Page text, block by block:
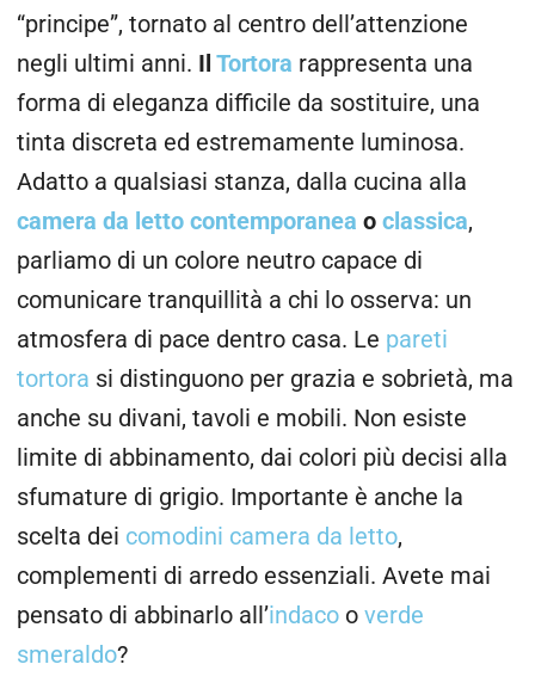
“principe”, tornato al centro dell’attenzione
negli ultimi anni. Il Tortora rappresenta una
forma di eleganza difficile da sostituire, una
tinta discreta ed estremamente luminosa.
Adatto a qualsiasi stanza, dalla cucina alla
camera da letto contemporanea o classica,
parliamo di un colore neutro capace di
comunicare tranquillità a chi lo osserva: un
atmosfera di pace dentro casa. Le pareti
tortora si distinguono per grazia e sobrietà, ma
anche su divani, tavoli e mobili. Non esiste
limite di abbinamento, dai colori più decisi alla
sfumature di grigio. Importante è anche la
scelta dei comodini camera da letto,
complementi di arredo essenziali. Avete mai
pensato di abbinarlo all’indaco o verde
smeraldo?